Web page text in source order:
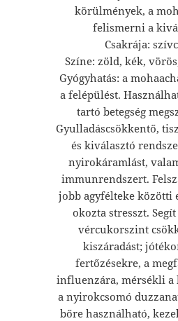
körülmények, a
felismerni a
Csakrája:
Színe: zöld, kék,
Gyógyhatás: a
a felépülést.
tartó betegség
Gyulladáscsökkentő,
és kiválasztó
nyirokáramlást,
immunrendszert.
jobb agyfélteke közötti
okozta stresszt.
vércukorszint
kiszáradást;
fertőzésekre, a
influenzára, mérsékli a
a nyirokcsomó
bőre használható,